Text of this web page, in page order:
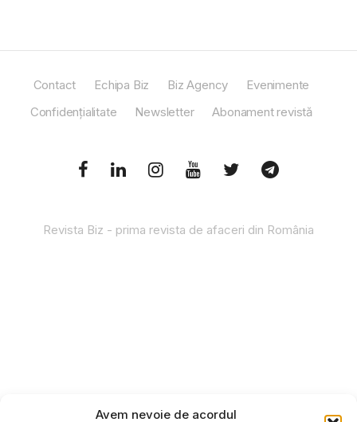
Avem nevoie de acordul
Contact Echipa Biz Biz Agency
Evenimente
Confidențialitate
Newsletter Abonament revistă
Revista Biz - prima revista de afaceri din România